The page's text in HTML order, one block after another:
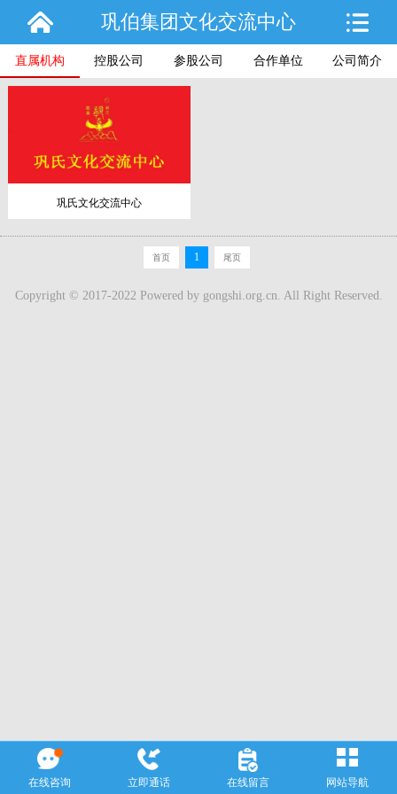
巩伯集团文化交流中心
直属机构 控股公司 参股公司 合作单位 公司简介
巩氏文化交流中心
首页 1 尾页
Copyright © 2017-2022 Powered by gongshi.org.cn . All Right Reserved.
在线咨询 立即通话 在线留言 网站导航